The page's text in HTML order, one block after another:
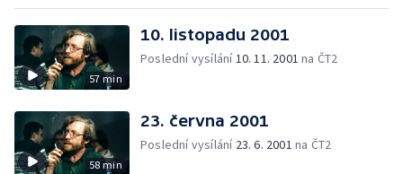
57 min
10. listopadu 2001
Poslední vysílání10. 11. 2001 na ČT2
58 min
23. června 2001
Poslední vysílání 23. 6. 2001 na ČT2